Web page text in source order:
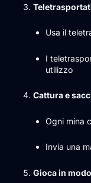
Usa il
I
utilizzo
Cattura e
Ogni mina
Invia una
Gioca in